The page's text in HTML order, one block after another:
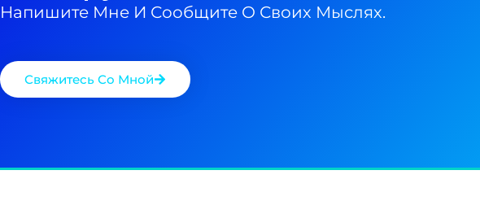
Напишите Мне И Сообщите О Своих Мыслях.
Свяжитесь Со Мной